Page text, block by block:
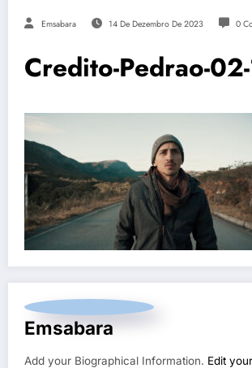
Emsabara 14 De Dezembro De 2023 0
Credito-Pedrao-
Emsabara
Add your Biographical Information. Edit